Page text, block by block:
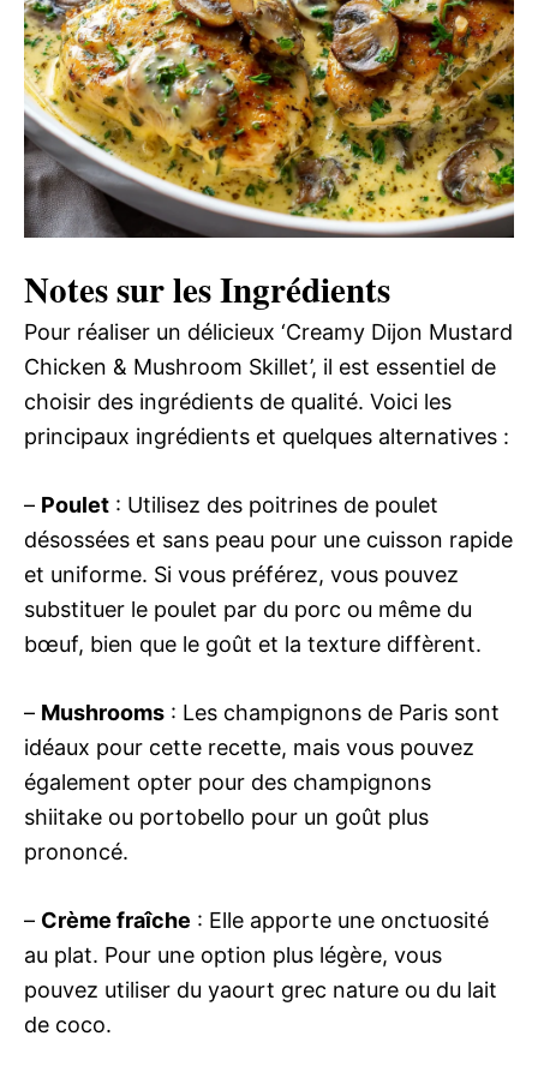
Notes sur les Ingrédients
Pour réaliser un délicieux ‘Creamy Dijon Mustard
Chicken & Mushroom Skillet’, il est essentiel de
choisir des ingrédients de qualité. Voici les
principaux ingrédients et quelques alternatives :
– Poulet : Utilisez des poitrines de poulet
désossées et sans peau pour une cuisson rapide
et uniforme. Si vous préférez, vous pouvez
substituer le poulet par du porc ou même du
bœuf, bien que le goût et la texture diffèrent.
– Mushrooms : Les champignons de Paris sont
idéaux pour cette recette, mais vous pouvez
également opter pour des champignons
shiitake ou portobello pour un goût plus
prononcé.
– Crème fraîche : Elle apporte une onctuosité
au plat. Pour une option plus légère, vous
pouvez utiliser du yaourt grec nature ou du lait
de coco.